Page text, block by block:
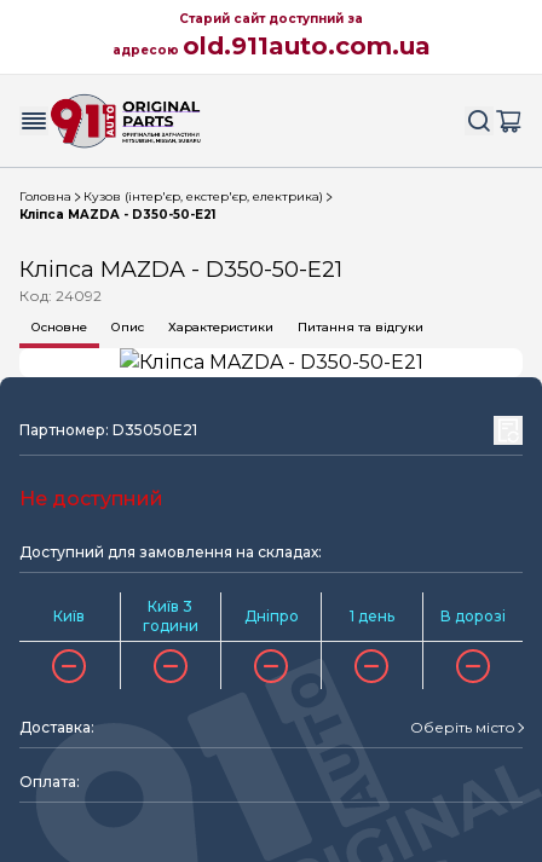
Старий сайт доступний за
адресою old.911auto.com.ua
Головна
Кузов (інтер'єр, екстер'єр, електрика)
Кліпса MAZDA - D350-50-E21
Кліпса MAZDA - D350-50-E21
Код: 24092
Основне Опис Характеристики Питання та відгуки
Партномер: D35050E21
Не доступний
Доступний для замовлення на складах:
Київ
Київ 3
години
Дніпро 1 день В дорозі
Доставка: Оберіть місто
Оплата: